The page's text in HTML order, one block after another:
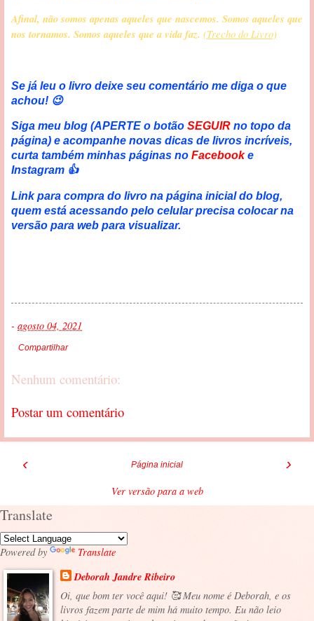
Afinal, não somos apenas aqueles que nascemos. Somos aqueles que
nos tornamos. Somos aqueles que a vida faz. (Trecho do Livro)
Se já leu o livro deixe seu comentário me diga o que
achou! 😉
Siga meu blog (APERTE o botão SEGUIR no topo da
página) e acompanhe novas dicas de livros incríveis,
curta também minhas páginas no Facebooke
Instagram 👍
Link para compra do livro na página inicial do blog,
quem está acessando pelo celular precisa colocar na
versão para web para visualizar.
- agosto 04, 2021
Compartilhar
Nenhum comentário:
Postar um comentário
‹ ›
Página inicial
Ver versão para a web
Translate
Powered by Translate
Deborah Jandre Ribeiro
Oi, que bom ter você aqui! 🥰 Meu nome é Deborah, e os
livros fazem parte de mim há muito tempo. Eu não leio